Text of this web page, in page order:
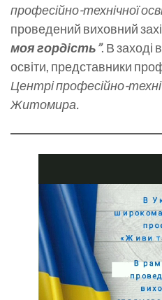
професійно-технічної
проведений виховний
моя гордість”. В заході
освіти, представники
Центрі професійно-
Житомира.